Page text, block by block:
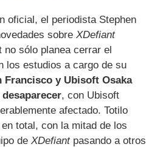
oficial, el periodista Stephen
sobreXDefiant
no sólo planea cerrar el
los estudios a cargo de su
Francisco y Ubisoft Osaka
, con Ubisoft
afectado. Totilo
en total, con la mitad de los
deXDefiantpasando a otros